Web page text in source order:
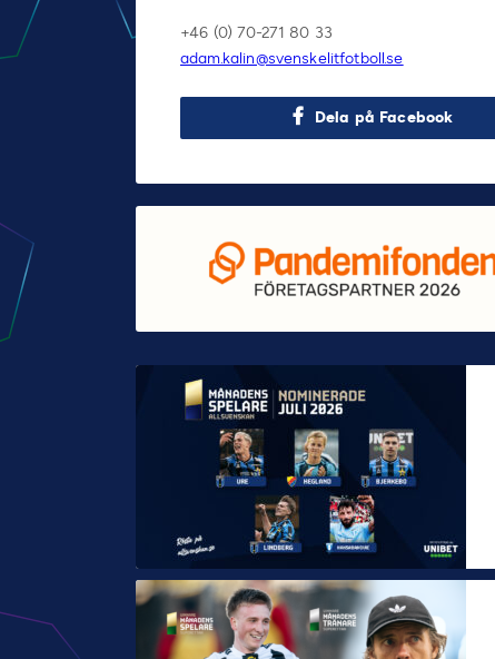
+46 (0) 70-271 80 33
adam.kalin@svenskelitfotboll.se
Dela på Facebook